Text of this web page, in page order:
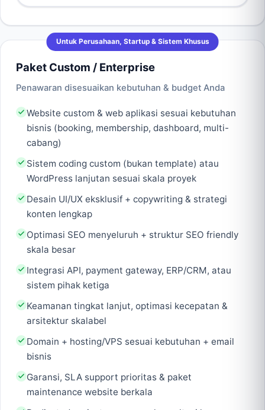
Untuk Perusahaan, Startup & Sistem Khusus
Paket Custom / Enterprise
Penawaran disesuaikan kebutuhan & budget Anda
Website custom & web aplikasi sesuai kebutuhan
bisnis (booking, membership, dashboard, multi-
cabang)
Sistem coding custom (bukan template) atau
WordPress lanjutan sesuai skala proyek
Desain UI/UX eksklusif + copywriting & strategi
konten lengkap
Optimasi SEO menyeluruh + struktur SEO friendly
skala besar
Integrasi API, payment gateway, ERP/CRM, atau
sistem pihak ketiga
Keamanan tingkat lanjut, optimasi kecepatan &
arsitektur skalabel
Domain + hosting/VPS sesuai kebutuhan + email
bisnis
Garansi, SLA support prioritas & paket
maintenance website berkala